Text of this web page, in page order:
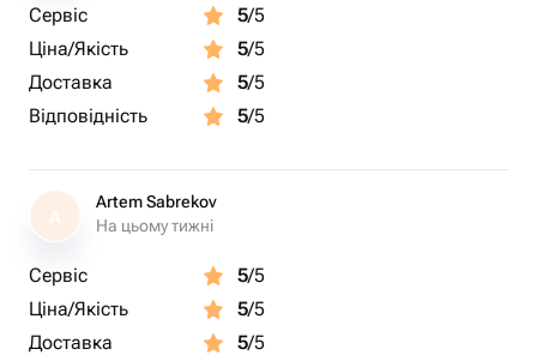
Сервіс 5/5
Ціна/Якість
5/5
Доставка
5/5
Відповідність
5/5
A
Artem Sabrekov
На цьому тижні
Сервіс 5/5
Ціна/Якість
5/5
Доставка
5/5